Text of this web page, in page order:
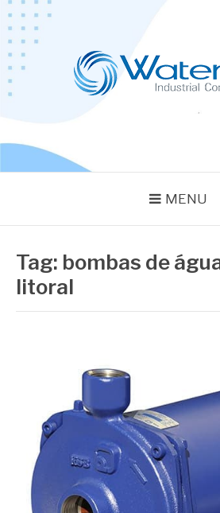
Pular
para
conteúdo
MENU
Tag: bombas de
litoral